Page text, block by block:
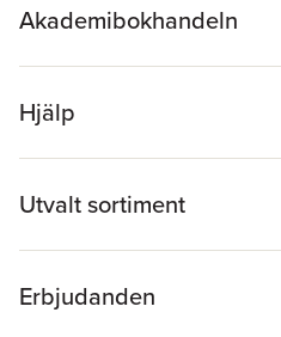
Akademibokhandeln
Hjälp
Utvalt sortiment
Erbjudanden